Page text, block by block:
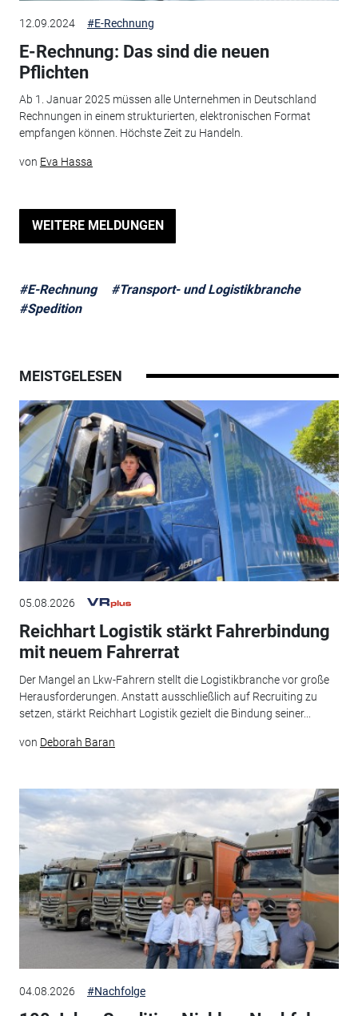
12.09.2024 #E-Rechnung
E-Rechnung: Das sind die neuen
Pflichten
Ab 1. Januar 2025 müssen alle Unternehmen in Deutschland
Rechnungen in einem strukturierten, elektronischen Format
empfangen können. Höchste Zeit zu Handeln.
von Eva Hassa
WEITERE MELDUNGEN
#E-Rechnung
#Transport- und Logistikbranche
#Spedition
MEISTGELESEN
05.08.2026
Reichhart Logistik stärkt Fahrerbindung
mit neuem Fahrerrat
Der Mangel an Lkw-Fahrern stellt die Logistikbranche vor große
Herausforderungen. Anstatt ausschließlich auf Recruiting zu
setzen, stärkt Reichhart Logistik gezielt die Bindung seiner...
von Deborah Baran
04.08.2026 #Nachfolge